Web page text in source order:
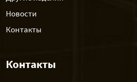
Новости
Контакты
Контакты